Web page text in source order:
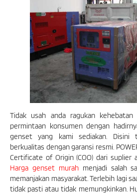
Tidak usah anda ragukan
permintaan konsumen dengan
genset yang kami sediakan. Disini
berkualitas dengan garansi resmi.
Certificate of Origin (COO) dari suplier
Harga genset murahmenjadi salah
memanjakan masyarakat. Terlebih lagi
tidak pasti atau tidak memungkinkan.